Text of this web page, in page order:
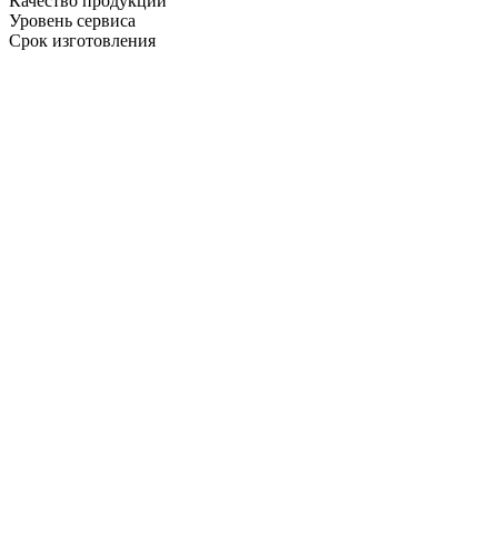
Уровень сервиса
Срок изготовления